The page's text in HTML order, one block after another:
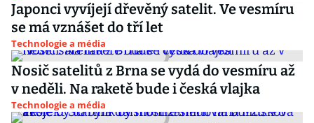
Japonci vyvíjejí dřevěný satelit. Ve vesmíru
se má vznášet do tří let
Technologie a média
Nosič satelitů z Brna se vydá do vesmíru až
v neděli. Na raketě bude i česká vlajka
Technologie a média